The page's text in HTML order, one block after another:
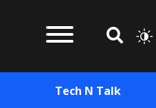
Tech N Talk